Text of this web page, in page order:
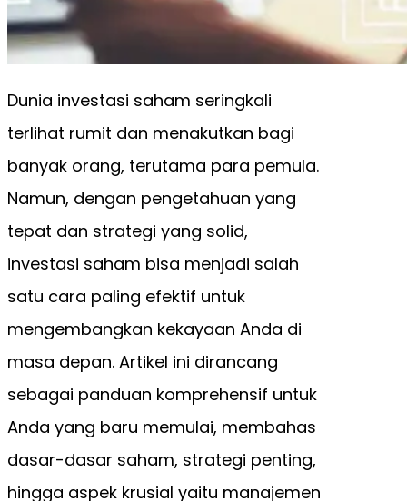
Dunia investasi saham seringkali
terlihat rumit dan menakutkan bagi
banyak orang, terutama para pemula.
Namun, dengan pengetahuan yang
tepat dan strategi yang solid,
investasi saham bisa menjadi salah
satu cara paling efektif untuk
mengembangkan kekayaan Anda di
masa depan. Artikel ini dirancang
sebagai panduan komprehensif untuk
Anda yang baru memulai, membahas
dasar-dasar saham, strategi penting,
hingga aspek krusial yaitu manajemen